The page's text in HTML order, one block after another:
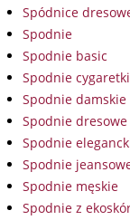
Spódnice
Spodnie
Spodnie basic
Spodnie cygaretki
Spodnie damskie
Spodnie dresowe
Spodnie
Spodnie
Spodnie męskie
Spodnie z